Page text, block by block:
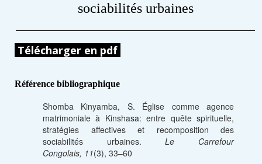
sociabilités urbaines
Télécharger en pdf
Référence bibliographique
Shomba Kinyamba, S. Église comme agence
matrimoniale à Kinshasa: entre quête spirituelle,
stratégies affectives et recomposition des
sociabilités urbaines.Le Carrefour
Congolais, 11(3), 33–60